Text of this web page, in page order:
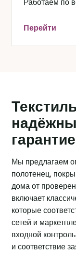
Работаем по
Перейти
Мы предлагаем
полотенец,
дома от
включает
которые
сетей и
входной
и соответствие